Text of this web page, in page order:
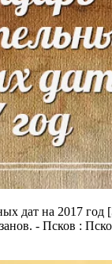
дат на 2017 год
- Псков :